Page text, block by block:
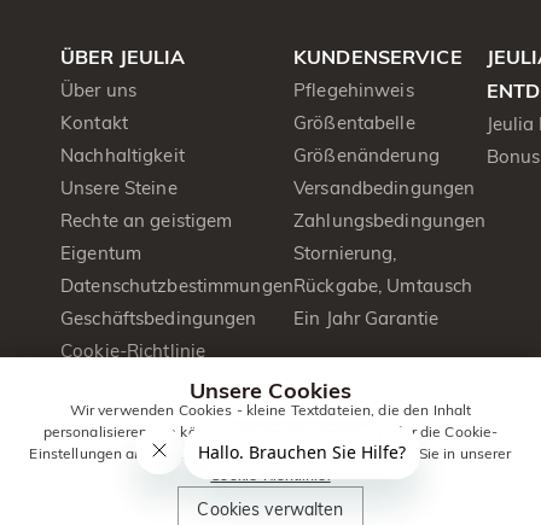
ÜBER JEULIA
Über uns
Kontakt
Nachhaltigkeit
Unsere Steine
Rechte an geistigem
Eigentum
Datenschutzbestimmungen
Geschäftsbedingungen
Cookie-Richtlinie
Produktbroschüre
KUNDENSERVICE
Pflegehinweis
Größentabelle
Größenänderung
Versandbedingungen
Zahlungsbedingungen
Stornierung,
Rückgabe, Umtausch
Ein Jahr Garantie
Jeulia
Jeulia
Jewelry
. Alle Rechte
vorbehalten.
Unsere Cookies
Wir verwenden Cookies - kleine Textdateien, die den Inhalt
personalisieren. Sie können alle Cookies zulassen oder die Cookie-
Einstellungen anpassen. Weitere Informationen erhalten Sie in unserer
Cookie-Richtlinie.
Cookies verwalten